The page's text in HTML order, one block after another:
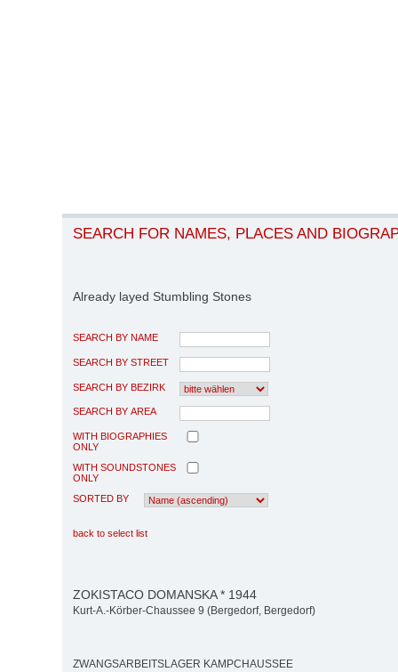
SEARCH FOR NAMES, PLACES AND
Already layed Stumbling Stones
SEARCH BY NAME
SEARCH BY STREET
SEARCH BY BEZIRK
SEARCH BY AREA
WITH BIOGRAPHIES
ONLY
WITH SOUNDSTONES
ONLY
SORTED BY
back to select list
ZOKISTACO DOMANSKA * 1944
Kurt-A.-Körber-Chaussee 9 (Bergedorf, Bergedorf)
ZWANGSARBEITSLAGER KAMPCHAUSSEE